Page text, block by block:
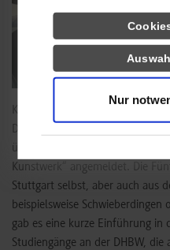
Nur
Knapp 20 Mädchen waren der
DHBW Stuttgart zum
über das zentrale Portal für den
Kunstwerk“ angemeldet. Die
Stuttgart selbst, aber auch aus
beispielsweise
gab es eine kurze Einführung in
Studiengänge an der DHBW,